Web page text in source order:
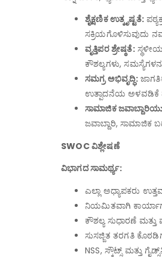
ಶೈಕ್ಷಣಿಕ ಉತ್ಕೃಷ್ಟತೆ:
ಸಕ್ರಿಯಗೊಳಿಸುವುದು
ವೃತ್ತಿಪರ ಶ್ರೇಷ್ಠತೆ:
ಕೌಶಲ್ಯಗಳು,
ಸಮಗ್ರ ಅಭಿವೃದ್ಧಿ:
ಉತ್ಪಾದನೆಯ ಅಳವಡಿಕೆ
ಸಾಮಾಜಿಕ
ಜವಾಬ್ದಾರಿ, ಸಾಮಾಜಿಕ
SWOC ವಿಶ್ಲೇಷಣೆ
ವಿಭಾಗದ ಸಾಮರ್ಥ್ಯ:
ಎಲ್ಲಾ ಅಧ್ಯಾಪಕರು
ನಿಯಮಿತವಾಗಿ
ಕೌಶಲ್ಯ ಸುಧಾರಣೆ
ಸುಸಜ್ಜಿತ ತರಗತಿ
NSS, ಸ್ಕೌಟ್ಸ್ ಮತ್ತು